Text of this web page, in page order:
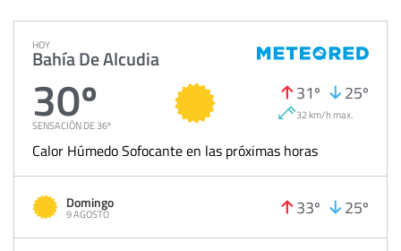
HOY
Bahía De Alcudia
30º
SENSACIÓN DE 36º
31º 25º
32 km/h max.
Calor Húmedo Sofocante en las próximas horas
Domingo
9 AGOSTO 33º 25º